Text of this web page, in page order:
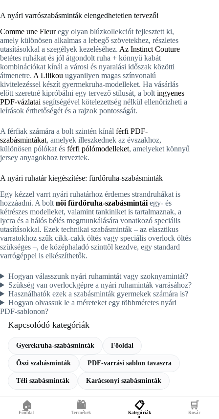
A nyári varrószabásminták elengedhetetlen tervezői
Comme une Fleuregy olyan blúzkollekciót fejlesztett ki,
amely különösen alkalmas a lebegő szövetekhez, részletes
utasításokkal a szegélyek kezeléséhez. Az Instinct Couture
betétes ruhákat és jól átgondolt ruha + könnyű kabát
kombinációkat kínál a városi és nyaralási időszak közötti
átmenetre. A Lilikou ugyanilyen magas színvonalú
kivitelezéssel készít gyermekruha-modelleket. Ha vásárlás
előtt szeretné kipróbálni egy tervező stílusát, a bolt ingyenes
PDF-vázlatai segítségével kötelezettség nélkül ellenőrizheti a
leírások érthetőségét és a rajzok pontosságát.
A férfiak számára a bolt szintén kínál férfi PDF-
szabásmintákat, amelyek illeszkednek az évszakhoz,
különösen pólókat és férfi pólómodelleket, amelyeket könnyű
jersey anyagokhoz terveztek.
A nyári ruhatár kiegészítése: fürdőruha-szabásminták
Egy kézzel varrt nyári ruhatárhoz érdemes strandruhákat is
hozzáadni. A bolt női fürdőruha-szabásmintái egy- és
kétrészes modelleket, valamint tankiniket is tartalmaznak, a
lycra és a hálós bélés megmunkálására vonatkozó speciális
utasításokkal. Ezek technikai szabásminták – az elasztikus
varratokhoz szűk cikk-cakk öltés vagy speciális overlock öltés
szükséges –, de középhaladó szinttől kezdve, egy standard
varrógéppel is elkészíthetők.
Hogyan válasszunk nyári ruhamintát vagy szoknyamintát?
Szükség van overlockgépre a nyári ruhaminták varrásához?
Használhatók ezek a szabásminták gyermekek számára is?
Hogyan olvassuk le a méreteket egy többméretes nyári
PDF-sablonon?
Kapcsolódó kategóriák
Gyerekruha-szabásminták Főoldal
Őszi szabásminták PDF-varrási sablon tavaszra
Téli szabásminták Karácsonyi szabásminták
🏠
Főoldal
🛍️
Termékek
📋
Kategóriák
🛒
Kosár